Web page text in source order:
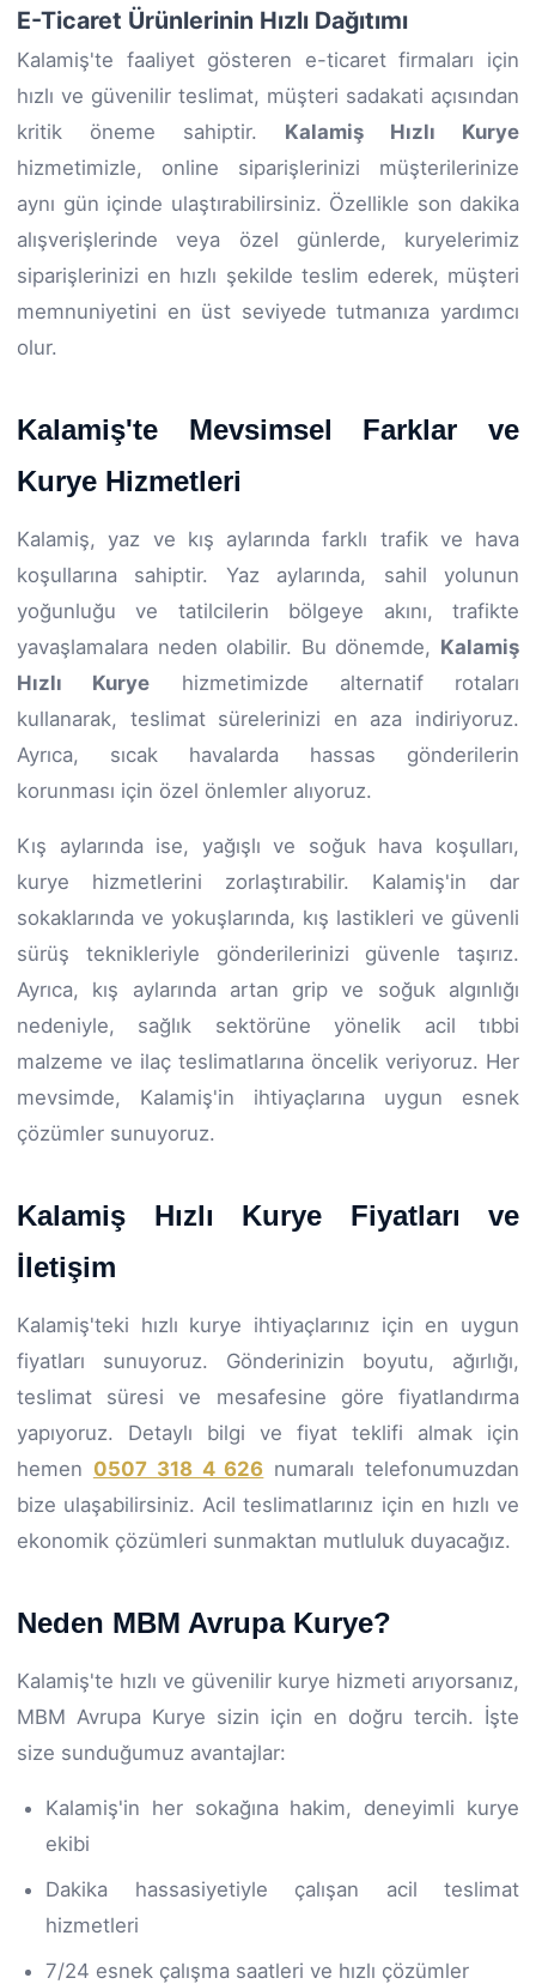
E-Ticaret Ürünlerinin Hızlı Dağıtımı
Kalamiş'te faaliyet gösteren e-ticaret firmaları için
hızlı ve güvenilir teslimat, müşteri sadakati açısından
kritik öneme sahiptir. Kalamiş Hızlı Kurye
hizmetimizle, online siparişlerinizi müşterilerinize
aynı gün içinde ulaştırabilirsiniz. Özellikle son dakika
alışverişlerinde veya özel günlerde, kuryelerimiz
siparişlerinizi en hızlı şekilde teslim ederek, müşteri
memnuniyetini en üst seviyede tutmanıza yardımcı
olur.
Kalamiş'te Mevsimsel Farklar ve
Kurye Hizmetleri
Kalamiş, yaz ve kış aylarında farklı trafik ve hava
koşullarına sahiptir. Yaz aylarında, sahil yolunun
yoğunluğu ve tatilcilerin bölgeye akını, trafikte
yavaşlamalara neden olabilir. Bu dönemde, Kalamiş
Hızlı Kurye hizmetimizde alternatif rotaları
kullanarak, teslimat sürelerinizi en aza indiriyoruz.
Ayrıca, sıcak havalarda hassas gönderilerin
korunması için özel önlemler alıyoruz.
Kış aylarında ise, yağışlı ve soğuk hava koşulları,
kurye hizmetlerini zorlaştırabilir. Kalamiş'in dar
sokaklarında ve yokuşlarında, kış lastikleri ve güvenli
sürüş teknikleriyle gönderilerinizi güvenle taşırız.
Ayrıca, kış aylarında artan grip ve soğuk algınlığı
nedeniyle, sağlık sektörüne yönelik acil tıbbi
malzeme ve ilaç teslimatlarına öncelik veriyoruz. Her
mevsimde, Kalamiş'in ihtiyaçlarına uygun esnek
çözümler sunuyoruz.
Kalamiş Hızlı Kurye Fiyatları ve
İletişim
Kalamiş'teki hızlı kurye ihtiyaçlarınız için en uygun
fiyatları sunuyoruz. Gönderinizin boyutu, ağırlığı,
teslimat süresi ve mesafesine göre fiyatlandırma
yapıyoruz. Detaylı bilgi ve fiyat teklifi almak için
hemen 0507 318 4 626 numaralı telefonumuzdan
bize ulaşabilirsiniz. Acil teslimatlarınız için en hızlı ve
ekonomik çözümleri sunmaktan mutluluk duyacağız.
Neden MBM Avrupa Kurye?
Kalamiş'te hızlı ve güvenilir kurye hizmeti arıyorsanız,
MBM Avrupa Kurye sizin için en doğru tercih. İşte
size sunduğumuz avantajlar:
Kalamiş'in her sokağına hakim, deneyimli kurye
ekibi
Dakika hassasiyetiyle çalışan acil teslimat
hizmetleri
7/24 esnek çalışma saatleri ve hızlı çözümler